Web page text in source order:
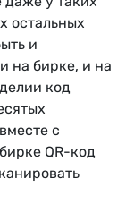
остальных
и
на бирке, и на
код
с
QR-код